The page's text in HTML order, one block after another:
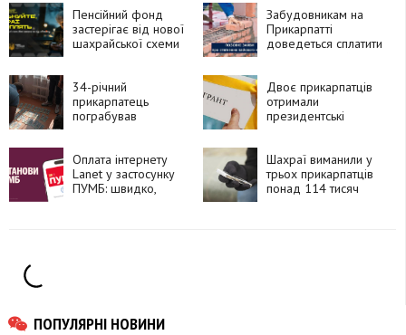
Пенсійний фонд
застерігає від нової
шахрайської схеми
Забудовникам на
Прикарпатті
доведеться сплатити
внесків
34-річний
прикарпатець
пограбував
гривень
Двоє прикарпатців
отримали
президентські
Оплата інтернету
Lanet у застосунку
ПУМБ: швидко,
Шахраї виманили у
трьох прикарпатців
понад 114 тисяч
ПОПУЛЯРНІ НОВИНИ